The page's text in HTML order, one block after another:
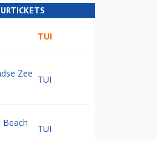
TUI
Zee
TUI
Beach
TUI